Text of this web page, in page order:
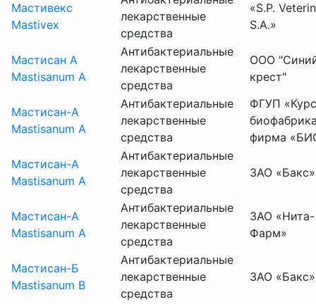
Мастивекс
Mastivex
лекарственные
средства
«S.P.
S.A.»
Мастисан А
Mastisanum A
Антибактериальные
лекарственные
средства
ООО
крест"
Мастисан-А
Mastisanum A
Антибактериальные
лекарственные
средства
ФГУП
фирма
Мастисан-А
Mastisanum A
Антибактериальные
лекарственные
средства
ЗАО «Бакс»
Мастисан-А
Mastisanum A
Антибактериальные
лекарственные
средства
ЗАО «Нита-
Фарм»
Мастисан-Б
Mastisanum В
Антибактериальные
лекарственные
средства
ЗАО «Бакс»